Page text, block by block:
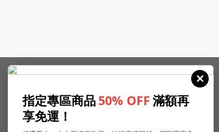
指定專區商品50% OFF滿額再
享免運！